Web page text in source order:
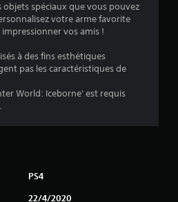
t
objets spéciaux que vous pouvez
votre arme favorite
vos amis !
à des fins esthétiques
pas les caractéristiques de
World: Iceborne' est requis
PS4
22/4/2020